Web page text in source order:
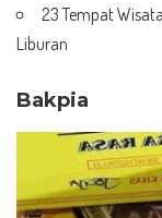
23 Tempat
Liburan
Bakpia